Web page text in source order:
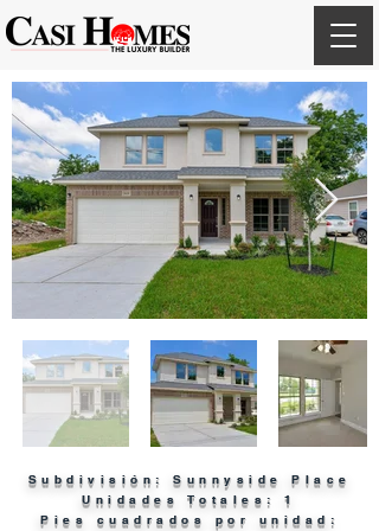
Subdivisión: Sunnyside Place
Unidades Totales: 1
Pies cuadrados por unidad: